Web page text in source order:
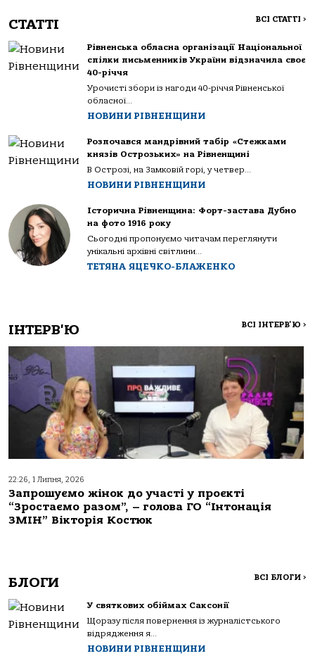
СТАТТІ ВСІ СТАТТІ >
Рівненська обласна організації Національної
спілки письменників України відзначила своє
40-річчя
Урочисті збори із нагоди 40-річчя Рівненської
обласної...
НОВИНИ РІВНЕНЩИНИ
Розпочався мандрівний табір «Стежками
князів Острозьких» на Рівненщині
В Острозі, на Замковій горі, у четвер...
НОВИНИ РІВНЕНЩИНИ
Історична Рівненщина: Форт-застава Дубно
на фото 1916 року
Сьогодні пропонуємо читачам переглянути
унікальні архівні світлини...
ТЕТЯНА ЯЦЕЧКО-БЛАЖЕНКО
ІНТЕРВ'Ю ВСІ ІНТЕРВ'Ю >
22:26, 1 Липня, 2026
Запрошуємо жінок до участі у проєкті
“Зростаємо разом”, – голова ГО “Інтонація
ЗМІН” Вікторія Костюк
БЛОГИ ВСІ БЛОГИ >
У святкових обіймах Саксонії
Щоразу після повернення із журналістського
відрядження я...
НОВИНИ РІВНЕНЩИНИ